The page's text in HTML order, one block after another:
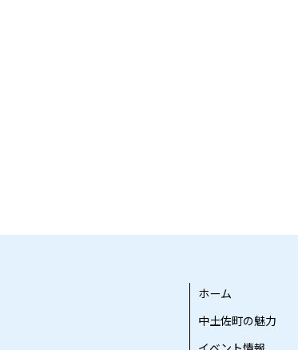
ホーム
中土佐町の魅力